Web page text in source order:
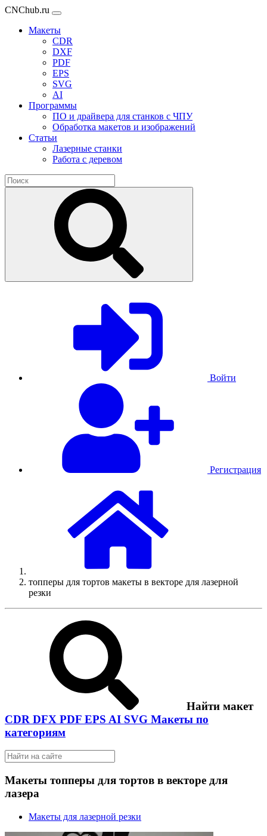
CNChub.ru
Макеты
CDR
DXF
PDF
EPS
SVG
AI
Программы
ПО и драйвера для станков с ЧПУ
Обработка макетов и изображений
Статьи
Лазерные станки
Работа с деревом
Войти
Регистрация
топперы для тортов макеты в векторе для лазерной
резки
Найти макет
CDR DFX PDF EPS AI SVG Макеты по
категориям
Макеты топперы для тортов в векторе для
лазера
Макеты для лазерной резки